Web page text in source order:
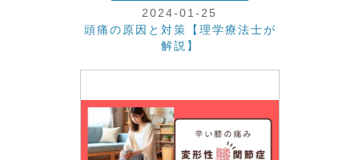
2024-01-25
頭痛の原因と対策【理学療法士が
解説】